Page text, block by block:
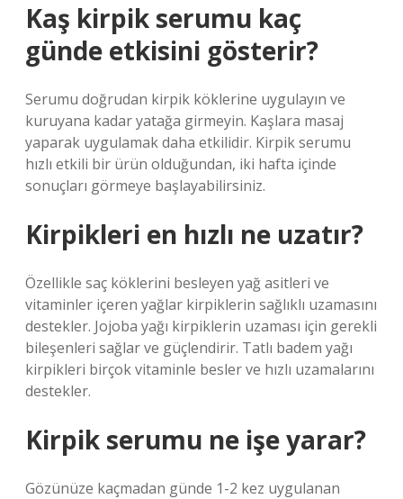
Kaş kirpik serumu kaç
günde etkisini gösterir?
Serumu doğrudan kirpik köklerine uygulayın ve
kuruyana kadar yatağa girmeyin. Kaşlara masaj
yaparak uygulamak daha etkilidir. Kirpik serumu
hızlı etkili bir ürün olduğundan, iki hafta içinde
sonuçları görmeye başlayabilirsiniz.
Kirpikleri en hızlı ne uzatır?
Özellikle saç köklerini besleyen yağ asitleri ve
vitaminler içeren yağlar kirpiklerin sağlıklı uzamasını
destekler. Jojoba yağı kirpiklerin uzaması için gerekli
bileşenleri sağlar ve güçlendirir. Tatlı badem yağı
kirpikleri birçok vitaminle besler ve hızlı uzamalarını
destekler.
Kirpik serumu ne işe yarar?
Gözünüze kaçmadan günde 1-2 kez uygulanan